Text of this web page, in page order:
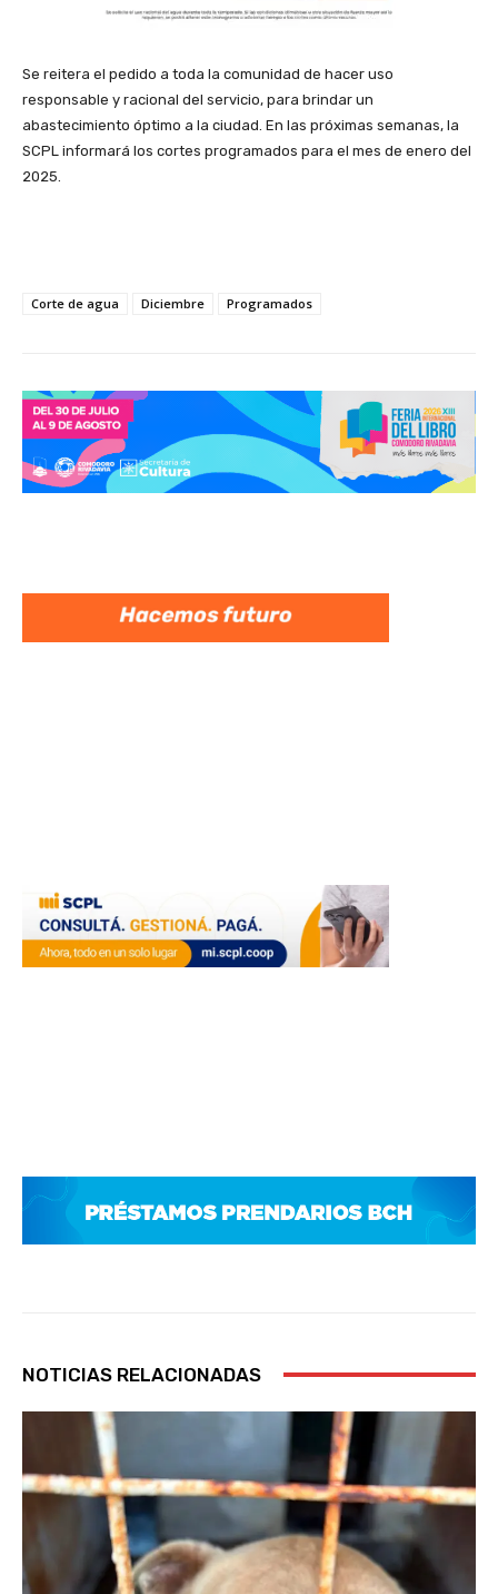
Se reitera el pedido a toda la comunidad de hacer uso
responsable y racional del servicio, para brindar un
abastecimiento óptimo a la ciudad. En las próximas semanas, la
SCPL informará los cortes programados para el mes de enero del
2025.
Corte de agua Diciembre Programados
NOTICIAS RELACIONADAS